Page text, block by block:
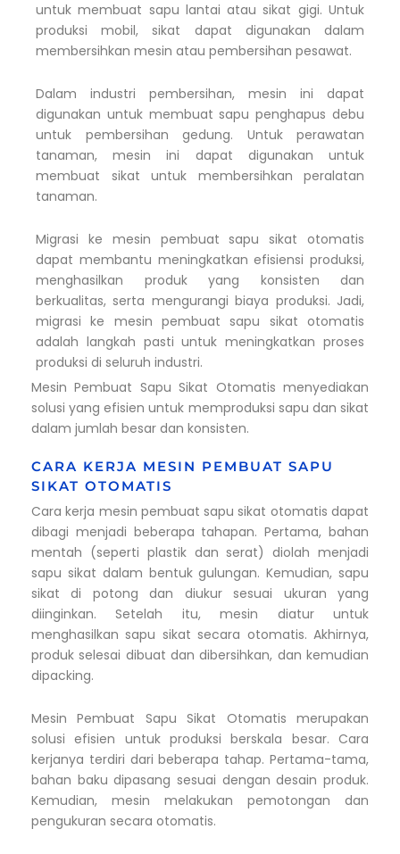
untuk membuat sapu lantai atau sikat gigi. Untuk
produksi mobil, sikat dapat digunakan dalam
membersihkan mesin atau pembersihan pesawat.
Dalam industri pembersihan, mesin ini dapat
digunakan untuk membuat sapu penghapus debu
untuk pembersihan gedung. Untuk perawatan
tanaman, mesin ini dapat digunakan untuk
membuat sikat untuk membersihkan peralatan
tanaman.
Migrasi ke mesin pembuat sapu sikat otomatis
dapat membantu meningkatkan efisiensi produksi,
menghasilkan produk yang konsisten dan
berkualitas, serta mengurangi biaya produksi. Jadi,
migrasi ke mesin pembuat sapu sikat otomatis
adalah langkah pasti untuk meningkatkan proses
produksi di seluruh industri.
Mesin Pembuat Sapu Sikat Otomatis menyediakan
solusi yang efisien untuk memproduksi sapu dan sikat
dalam jumlah besar dan konsisten.
CARA KERJA MESIN PEMBUAT SAPU
SIKAT OTOMATIS
Cara kerja mesin pembuat sapu sikat otomatis dapat
dibagi menjadi beberapa tahapan. Pertama, bahan
mentah (seperti plastik dan serat) diolah menjadi
sapu sikat dalam bentuk gulungan. Kemudian, sapu
sikat di potong dan diukur sesuai ukuran yang
diinginkan. Setelah itu, mesin diatur untuk
menghasilkan sapu sikat secara otomatis. Akhirnya,
produk selesai dibuat dan dibersihkan, dan kemudian
dipacking.
Mesin Pembuat Sapu Sikat Otomatis merupakan
solusi efisien untuk produksi berskala besar. Cara
kerjanya terdiri dari beberapa tahap. Pertama-tama,
bahan baku dipasang sesuai dengan desain produk.
Kemudian, mesin melakukan pemotongan dan
pengukuran secara otomatis.